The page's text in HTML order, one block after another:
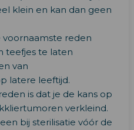
klein en kan dan geen
reden
teefjes te laten
van
latere leeftijd.
is dat je de kans op
verkleind.
bij sterilisatie vóór de